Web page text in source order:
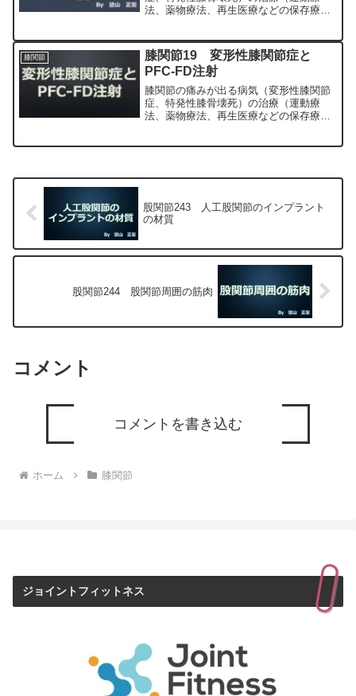
法、薬物療法、再生医療などの保存療
専門医（人工関節手術を専門）の塗山正
宏が色々と説明します。
膝関節
膝関節19 変形性膝関節症と
PFC-FD注射
膝関節の痛みが出る病気（変形性膝関節
症、特発性膝骨壊死）の治療（運動療
法、薬物療法、再生医療などの保存療
股関節243 人工股関節のインプラント
の材質
股関節244 股関節周囲の筋肉
コメント
コメントを書き込む
ホーム 膝関節
ジョイントフィットネス